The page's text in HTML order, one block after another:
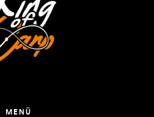
MENÜ